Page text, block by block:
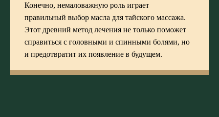
Конечно, немаловажную роль играет
правильный выбор масла для тайского массажа.
Этот древний метод лечения не только поможет
справиться с головными и спинными болями, но
и предотвратит их появление в будущем.